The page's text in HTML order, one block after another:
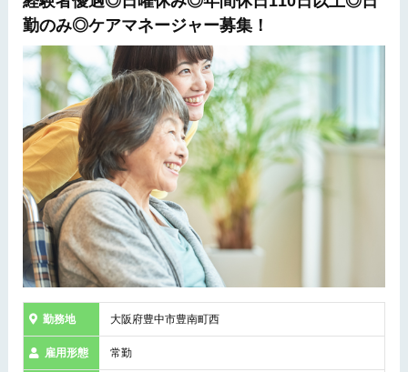
勤のみ◎ケアマネージャー募集！
勤務地 大阪府豊中市豊南町西
雇用形態 常勤